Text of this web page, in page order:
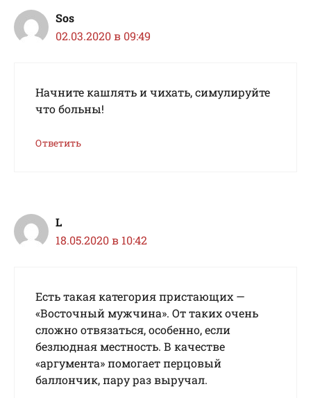
Sos
02.03.2020 в 09:49
Начните кашлять и чихать, симулируйте
что больны!
Ответить
L
18.05.2020 в 10:42
Есть такая категория пристающих —
«Восточный мужчина». От таких очень
сложно отвязаться, особенно, если
безлюдная местность. В качестве
«аргумента» помогает перцовый
баллончик, пару раз выручал.